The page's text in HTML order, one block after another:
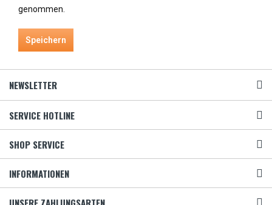
genommen.
Speichern
NEWSLETTER
SERVICE HOTLINE
SHOP SERVICE
INFORMATIONEN